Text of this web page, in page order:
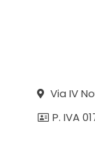
Via IV
P. IVA